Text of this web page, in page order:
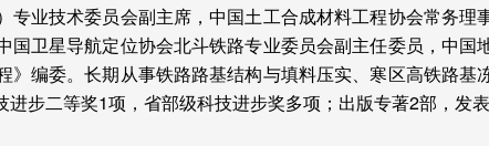
专业技术委员会副主席，中国土工合成材料工程协会常务理
国卫星导航定位协会北斗铁路专业委员会副主任委员，中国
编委。长期从事铁路路基结构与填料压实、寒区高铁路基
进步二等奖1项，省部级科技进步奖多项；出版专著2部，发表